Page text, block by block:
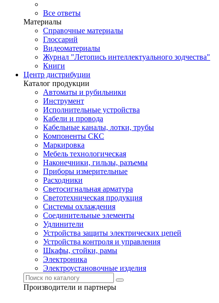
Все ответы
Материалы
Справочные материалы
Глоссарий
Видеоматериалы
Журнал "Летопись интеллектуального зодчества"
Книги
Центр дистрибуции
Каталог продукции
Автоматы и рубильники
Инструмент
Исполнительные устройства
Кабели и провода
Кабельные каналы, лотки, трубы
Компоненты СКС
Маркировка
Мебель технологическая
Наконечники, гильзы, разъемы
Приборы измерительные
Расходники
Светосигнальная арматура
Светотехническая продукция
Системы охлаждения
Соединительные элементы
Удлинители
Устройства защиты электрических цепей
Устройства контроля и управления
Шкафы, стойки, рамы
Электроника
Электроустановочные изделия
Производители и партнеры